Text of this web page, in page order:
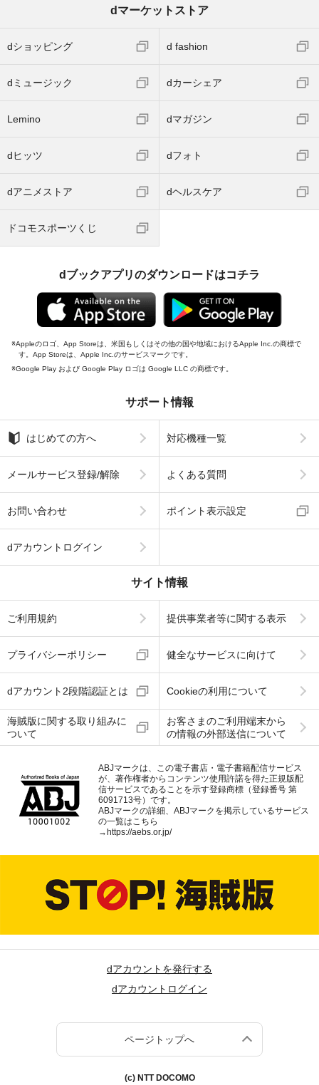
dマーケットストア
dショッピング d fashion
dミュージック dカーシェア
Lemino dマガジン
dヒッツ dフォト
dアニメストア dヘルスケア
ドコモスポーツくじ
dブックアプリのダウンロードはコチラ
Appleのロゴ、App Storeは、米国もしくはその他の国や地域におけるApple Inc.の商標で
す。App Storeは、Apple Inc.のサービスマークです。
Google Play および Google Play ロゴは Google LLC の商標です。
サポート情報
はじめての方へ 対応機種一覧
メールサービス登録/解除 よくある質問
お問い合わせ ポイント表示設定
dアカウントログイン
サイト情報
ご利用規約 提供事業者等に関する表示
プライバシーポリシー 健全なサービスに向けて
dアカウント2段階認証とは Cookieの利用について
海賊版に関する取り組みに
ついて
お客さまのご利用端末から
の情報の外部送信について
ABJマークは、この電子書店・電子書籍配信サービス
が、著作権者からコンテンツ使用許諾を得た正規版配
信サービスであることを示す登録商標（登録番号 第
6091713号）です。
ABJマークの詳細、ABJマークを掲示しているサービス
の一覧はこちら
→https://aebs.or.jp/
dアカウントを発行する
dアカウントログイン
ページトップへ
(c) NTT DOCOMO